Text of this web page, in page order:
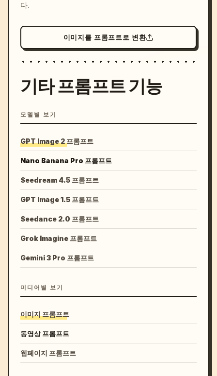
다.
이미지를 프롬프트로 변환
기타 프롬프트 기능
모델별 보기
GPT Image 2 프롬프트
Nano Banana Pro 프롬프트
Seedream 4.5 프롬프트
GPT Image 1.5 프롬프트
Seedance 2.0 프롬프트
Grok Imagine 프롬프트
Gemini 3 Pro 프롬프트
미디어별 보기
이미지 프롬프트
동영상 프롬프트
웹페이지 프롬프트